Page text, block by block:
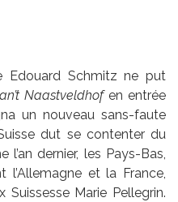
Edouard Schmitz ne put
Naastveldhofen entrée
un nouveau sans-faute
dut se contenter du
dernier, les Pays-Bas,
l’Allemagne et la France,
Marie Pellegrin.